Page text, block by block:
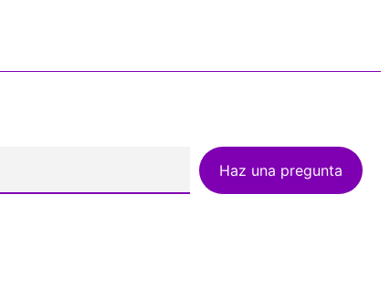
Haz una pregunta